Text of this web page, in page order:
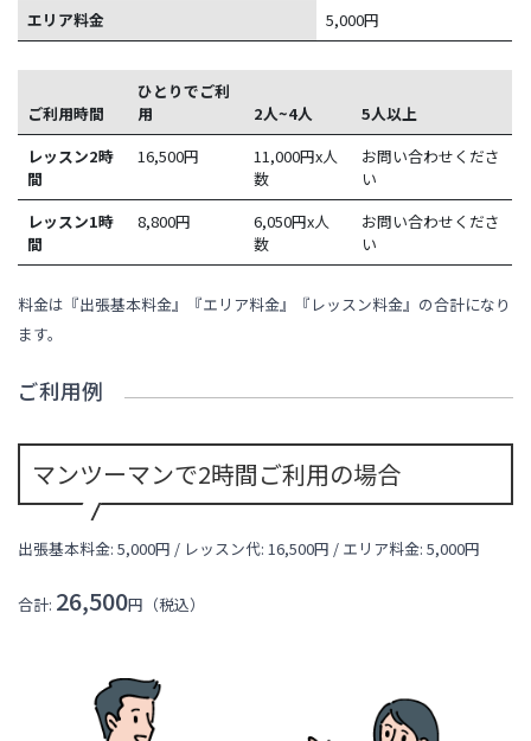
エリア料金
5,000円
ご利用時間
ひとりでご利
用
2人~4人
5人以上
レッスン2時
間
16,500円
11,000円x人
数
お問い合わせくださ
い
レッスン1時
間
8,800円
6,050円x人
数
お問い合わせくださ
い
料金は『出張基本料金』『エリア料金』『レッスン料金』の合計になり
ます。
ご利用例
マンツーマンで2時間ご利用の場合
出張基本料金: 5,000円 / レッスン代: 16,500円 / エリア料金:5,000円
合計: 26,500円（税込）